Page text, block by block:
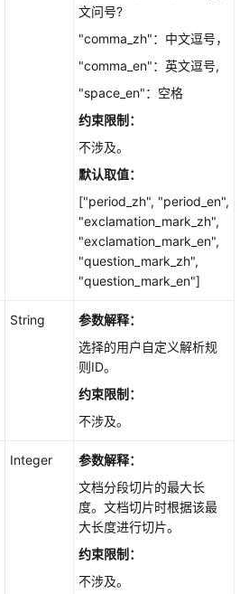
文问号?
"comma_zh"：中文逗号，
"comma_en"：英文逗号,
"space_en"：空格
约束限制：
不涉及。
默认取值：
["period_zh", "period_en",
"exclamation_mark_zh",
"exclamation_mark_en",
"question_mark_zh",
"question_mark_en"]
String
参数解释：
选择的用户自定义解析规
则ID。
约束限制：
不涉及。
Integer
参数解释：
文档分段切片的最大长
度。文档切片时根据该最
大长度进行切片。
约束限制：
不涉及。